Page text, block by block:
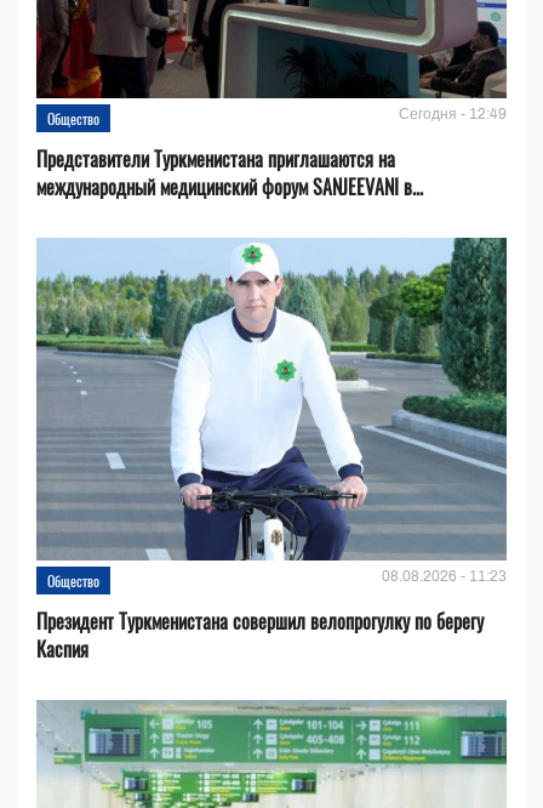
Общество Сегодня - 12:49
Представители Туркменистана приглашаются на
международный медицинский форум SANJEEVANI в...
Общество 08.08.2026 - 11:23
Президент Туркменистана совершил велопрогулку по берегу
Каспия